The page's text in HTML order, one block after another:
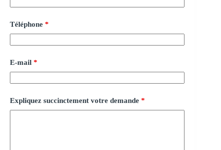
Téléphone *
E-mail *
Expliquez succinctement votre demande *